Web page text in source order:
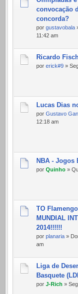
convocação
concorda?
por gustavobala
11:42 am
Ricardo
por erick#9 »
Lucas Dias
por Gustavo
12:18 am
NBA - Jogos
por Quinho »
TO
MUNDIAL
2014!!!!!!
por planaria »
am
Liga de
Basquete
por J-Rich »